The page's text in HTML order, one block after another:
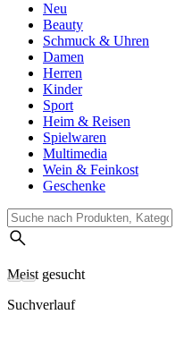
Neu
Beauty
Schmuck & Uhren
Damen
Herren
Kinder
Sport
Heim & Reisen
Spielwaren
Multimedia
Wein & Feinkost
Geschenke
Meist gesucht
Suchverlauf